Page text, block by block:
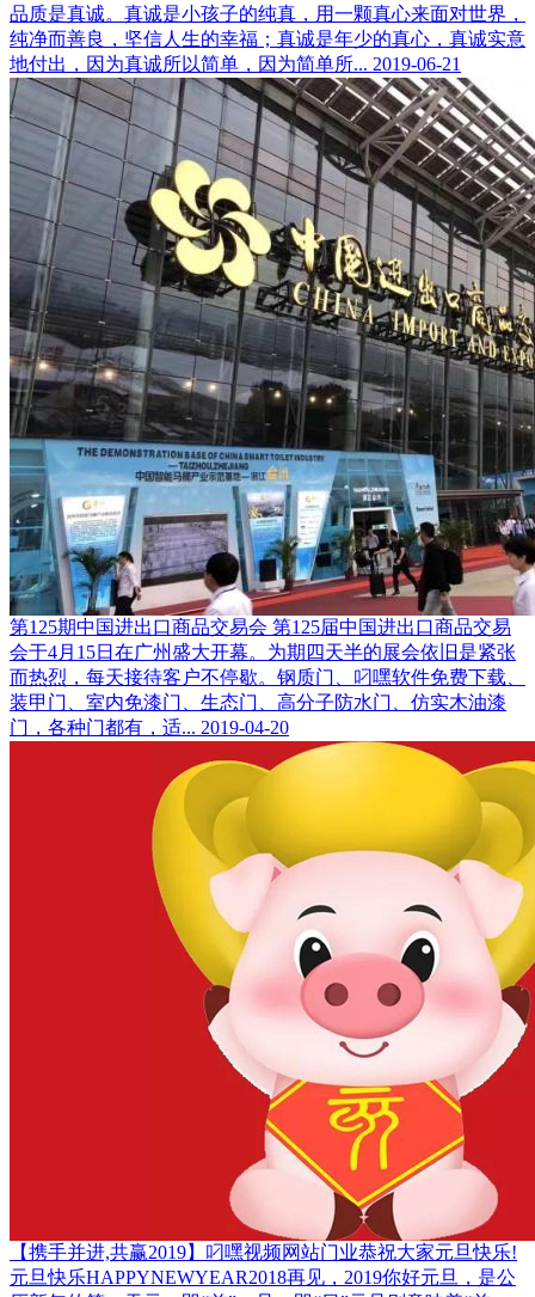
品质是真诚。真诚是小孩子的纯真，用一颗真心来面对世界，
纯净而善良，坚信人生的幸福；真诚是年少的真心，真诚实意
地付出，因为真诚所以简单，因为简单所... 2019-06-21
第125期中国进出口商品交易会 第125届中国进出口商品交易
会于4月15日在广州盛大开幕。为期四天半的展会依旧是紧张
而热烈，每天接待客户不停歇。钢质门、叼嘿软件免费下载、
装甲门、室内免漆门、生态门、高分子防水门、仿实木油漆
门，各种门都有，适... 2019-04-20
【携手并进,共赢2019】叼嘿视频网站门业恭祝大家元旦快乐!
元旦快乐HAPPYNEWYEAR2018再见，2019你好元旦，是公